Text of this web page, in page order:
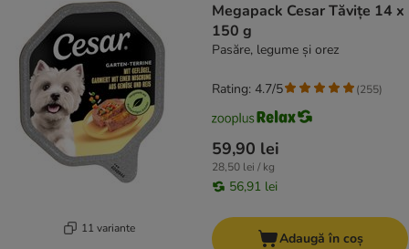
11 variante
Megapack Cesar Tăvițe 14 x
150 g
Pasăre, legume și orez
59,90 lei
28,50 lei / kg
56,91 lei
Rating: 4.7/5 (255)
Adaugă în coș